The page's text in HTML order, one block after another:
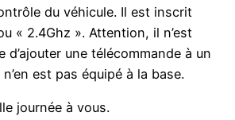
du véhicule. Il est inscrit
« 2.4Ghz ». Attention, il n’est
d’ajouter une télécommande à un
est pas équipé à la base.
journée à vous.